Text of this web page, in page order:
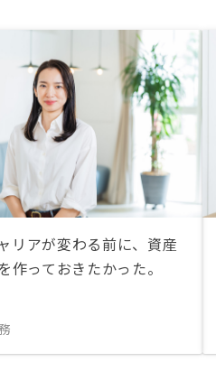
リアが変わる前に、資産
作っておきたかった。